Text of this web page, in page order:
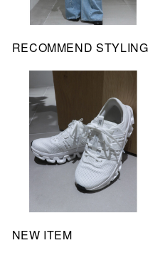
RECOMMEND STYLING
NEW ITEM